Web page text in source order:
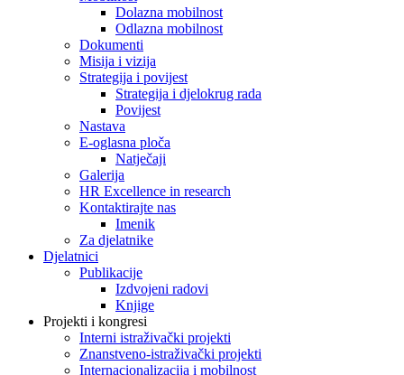
Dolazna mobilnost
Odlazna mobilnost
Dokumenti
Misija i vizija
Strategija i povijest
Strategija i djelokrug rada
Povijest
Nastava
E-oglasna ploča
Natječaji
Galerija
HR Excellence in research
Kontaktirajte nas
Imenik
Za djelatnike
Djelatnici
Publikacije
Izdvojeni radovi
Knjige
Projekti i kongresi
Interni istraživački projekti
Znanstveno-istraživački projekti
Internacionalizacija i mobilnost